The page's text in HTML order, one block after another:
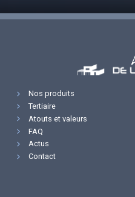
Nos produits
Tertiaire
Atouts et valeurs
FAQ
Actus
Contact